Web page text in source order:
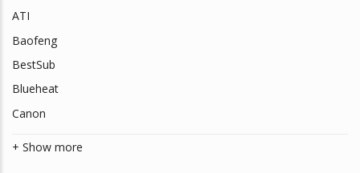
ATI
Baofeng
BestSub
Blueheat
Canon
+ Show more